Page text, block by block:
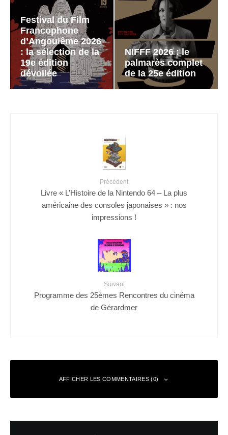
Festival du Film
Francophone
d’Angoulême 2026
: la sélection de la
19e édition
dévoilée
NIFFF 2026 : le
palmarès complet
de la 25e édition
Précédent
Livre « L’Histoire de la Nintendo 64 – La plus
américaine des consoles japonaises » : nos
impressions !
Suivant
Programme des 25èmes Rencontres du cinéma
de Gérardmer
AFFICHER LES COMMENTAIRES (0)